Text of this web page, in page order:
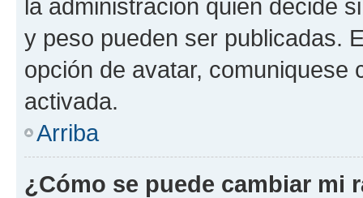
la administración quien decide
y peso pueden ser publicadas.
opción de avatar, comuniquese
activada.
Arriba
¿Cómo se puede cambiar mi